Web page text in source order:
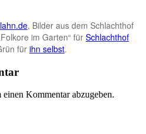
, Bilder aus dem Schlachthof
im Garten“ für Schlachthof
für ihn selbst.
einen Kommentar abzugeben.